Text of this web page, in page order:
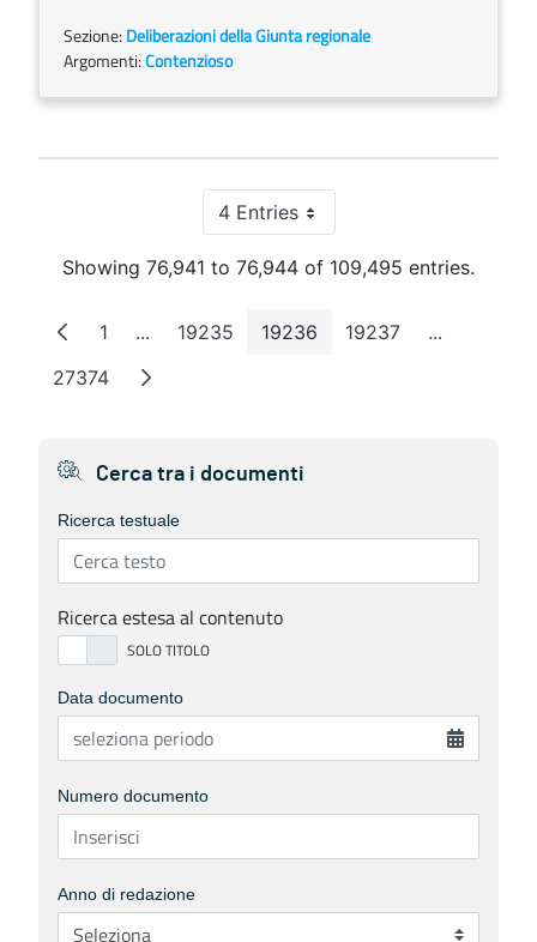
Sezione: Deliberazioni della Giunta regionale
Argomenti:Contenzioso
4 EntriesPer Page
Showing 76,941 to 76,944 of 109,495 entries.
Page
1 ...Intermediate Pages
Page
19235 Page
19236 Page
19237 ...
Page
27374
Cerca tra i documenti
Ricerca testuale
Ricerca estesa al contenuto
Data documento
Numero documento
Anno di redazione